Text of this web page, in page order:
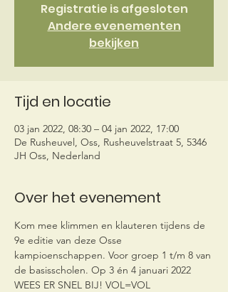
Registratie is afgesloten
Andere evenementen
bekijken
Tijd en locatie
03 jan 2022, 08:30 – 04 jan 2022, 17:00
De Rusheuvel, Oss, Rusheuvelstraat 5, 5346
JH Oss, Nederland
Over het evenement
Kom mee klimmen en klauteren tijdens de
9e editie van deze Osse
kampioenschappen. Voor groep 1 t/m 8 van
de basisscholen. Op 3 én 4 januari 2022
WEES ER SNEL BIJ! VOL=VOL